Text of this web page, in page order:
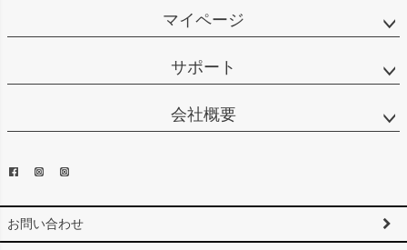
マイページ
サポート
会社概要
お問い合わせ